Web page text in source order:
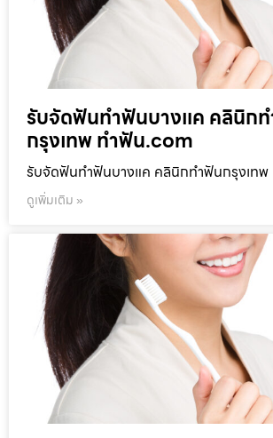
รับจัดฟันทำฟันบางแค คลินิก
กรุงเทพ ทำฟัน.com
รับจัดฟันทำฟันบางแค คลินิกทำฟันกรุงเทพ
ดูเพิ่มเติม »